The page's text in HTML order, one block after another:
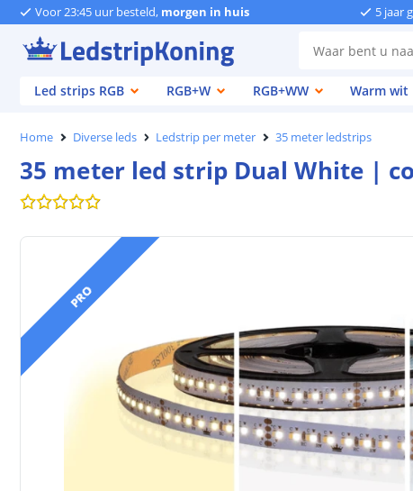
Voor 23:45 uur besteld, morgen in huis 5 jaar
Led strips RGB
RGB+W RGB+WW Warm wit
Home Diverse leds Ledstrip per meter 35 meter ledstrips
35 meter led strip Dual White |
PRO